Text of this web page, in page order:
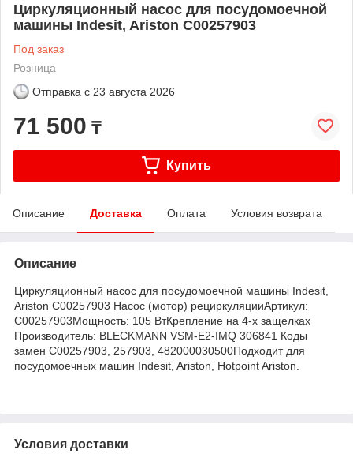
Циркуляционный насос для посудомоечной
машины Indesit, Ariston C00257903
Под заказ
Розница
Отправка с 23 августа 2026
71 500 ₸
Купить
Описание Доставка Оплата Условия возврата
Описание
Циркуляционный насос для посудомоечной машины Indesit,
Ariston C00257903 Насос (мотор) рециркуляцииАртикул:
C00257903Мощность: 105 ВтКрепление на 4-х защелках
Производитель: BLECKMANN VSM-E2-IMQ 306841 Коды
замен C00257903, 257903, 482000030500Подходит для
посудомоечных машин Indesit, Ariston, Hotpoint Ariston.
Условия доставки